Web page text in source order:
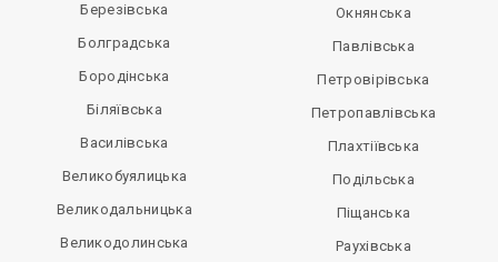
Березівська
Болградська
Бородінська
Біляївська
Василівська
Великобуялицька
Великодальницька
Великодолинська
Окнянська
Павлівська
Петровірівська
Петропавлівська
Плахтіївська
Подільська
Піщанська
Раухівська